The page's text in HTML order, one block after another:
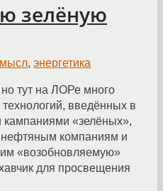
зелёную
,энергетика
тут на ЛОРе много
введённых в
«зелёных»,
компаниям и
«возобновляемую»
для просвещения